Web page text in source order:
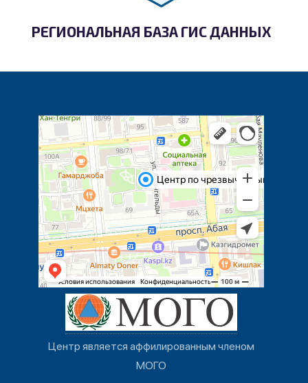
РЕГИОНАЛЬНАЯ БАЗА ГИС ДАННЫХ
Центр является аффилированным членом
МОГО